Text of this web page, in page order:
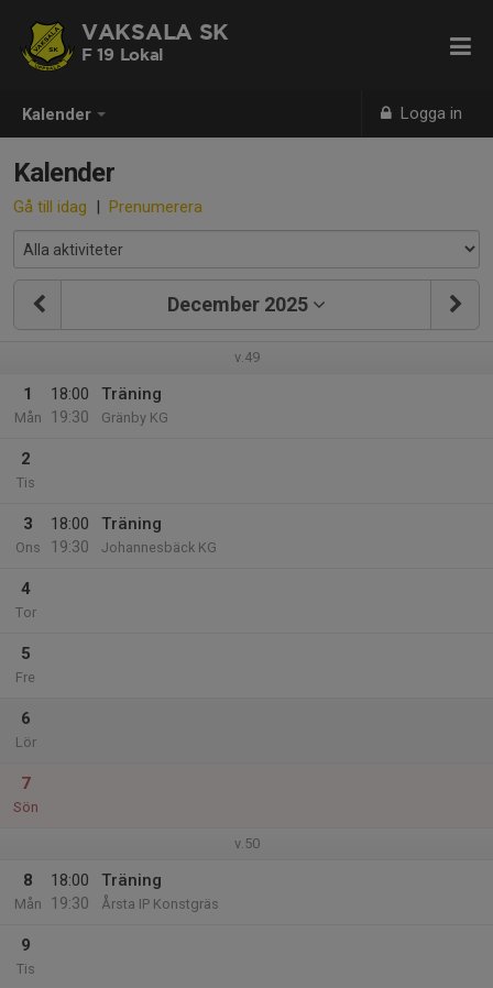
Kalender Logga in
VAKSALA SK
F 19 Lokal
Kalender
Gå till idag | Prenumerera
December 2025
v.49
1
Mån
18:00
19:30
Träning
Gränby KG
2
Tis
3
Ons
18:00
19:30
Träning
Johannesbäck KG
4
Tor
5
Fre
6
Lör
7
Sön
v.50
8
Mån
18:00
19:30
Träning
Årsta IP Konstgräs
9
Tis